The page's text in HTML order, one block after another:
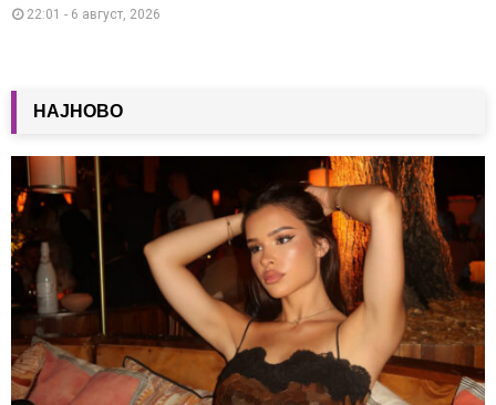
22:01 - 6 август, 2026
НАЈНОВО